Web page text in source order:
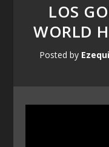
LOS
WORLD
Posted by